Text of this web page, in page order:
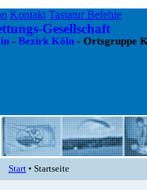
Kontakt Tastatur Befehle
Gesellschaft
- Bezirk Köln- Ortsgruppe
Start• Startseite